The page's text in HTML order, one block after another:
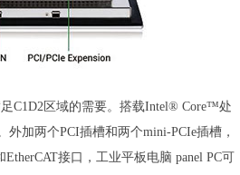
C1D2区域的需要。搭载Intel® Core™处
加两个PCI插槽和两个mini-PCIe插槽，
EtherCAT接口，工业平板电脑 panel PC可